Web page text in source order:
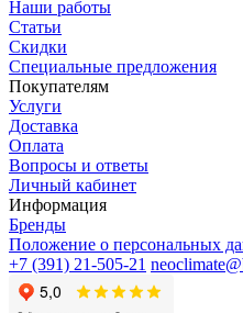
Наши работы
Статьи
Скидки
Специальные предложения
Покупателям
Услуги
Доставка
Оплата
Вопросы и ответы
Личный кабинет
Информация
Бренды
Положение о персональных
+7 (391) 21-505-21